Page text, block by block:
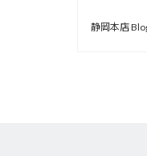
【
静岡本店